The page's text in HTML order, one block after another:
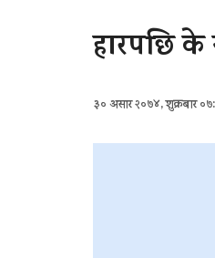
हारपछि
३० असार २०७४, शुक्रबार